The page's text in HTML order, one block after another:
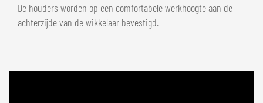
De houders worden op een comfortabele werkhoogte aan de
achterzijde van de wikkelaar bevestigd.